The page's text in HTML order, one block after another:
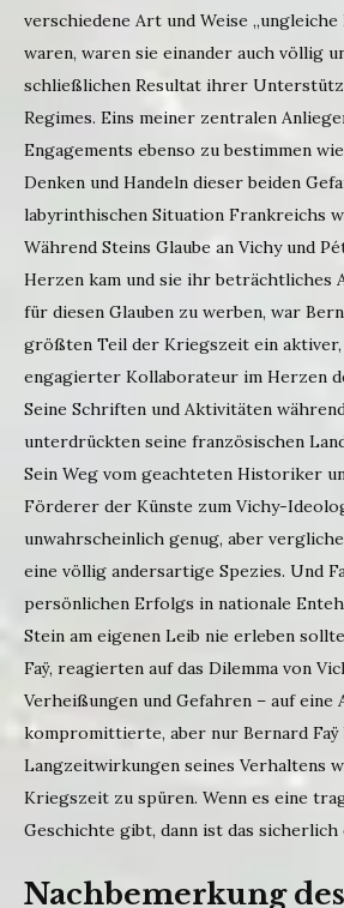
verschiedene Art und Weise
waren, waren sie einander auch völlig
schließlichen Resultat ihrer
Regimes. Eins meiner zentralen
Engagements ebenso zu bestimmen
Denken und Handeln dieser beiden
labyrinthischen Situation Frankreichs
Während Steins Glaube an Vichy und
Herzen kam und sie ihr beträchtliches
für diesen Glauben zu werben, war
größten Teil der Kriegszeit ein
engagierter Kollaborateur im Herzen
Seine Schriften und Aktivitäten
unterdrückten seine französischen
Sein Weg vom geachteten Historiker
Förderer der Künste zum Vichy-
unwahrscheinlich genug, aber
eine völlig andersartige Spezies. Und
persönlichen Erfolgs in nationale
Stein am eigenen Leib nie erleben
Faÿ, reagierten auf das Dilemma von
Verheißungen und Gefahren – auf eine
kompromittierte, aber nur Bernard Faÿ
Langzeitwirkungen seines Verhaltens
Kriegszeit zu spüren. Wenn es eine
Geschichte gibt, dann ist das sicherlich
Nachbemerkung des